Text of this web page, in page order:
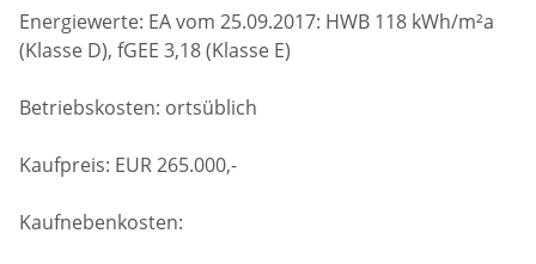
Energiewerte: EA vom 25.09.2017: HWB 118 kWh/m²a
(Klasse D), fGEE 3,18 (Klasse E)
Betriebskosten: ortsüblich
Kaufpreis: EUR 265.000,-
Kaufnebenkosten: